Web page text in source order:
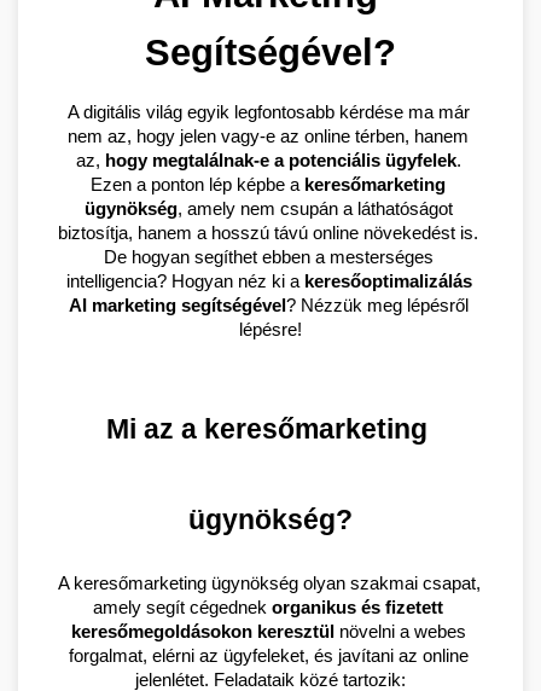
Segítségével?
A digitális világ egyik legfontosabb kérdése ma már
nem az, hogy jelen vagy-e az online térben, hanem
az, hogy megtalálnak-e a potenciális ügyfelek.
Ezen a ponton lép képbe a keresőmarketing
ügynökség, amely nem csupán a láthatóságot
biztosítja, hanem a hosszú távú online növekedést is.
De hogyan segíthet ebben a mesterséges
intelligencia? Hogyan néz ki a keresőoptimalizálás
AI marketing segítségével? Nézzük meg lépésről
lépésre!
Mi az a keresőmarketing
ügynökség?
A keresőmarketing ügynökség olyan szakmai csapat,
amely segít cégednek organikus és fizetett
keresőmegoldásokon keresztül növelni a webes
forgalmat, elérni az ügyfeleket, és javítani az online
jelenlétet. Feladataik közé tartozik: